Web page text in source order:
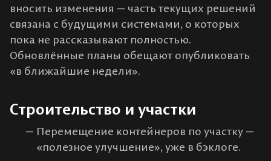
вносить изменения — часть текущих решений
связана с будущими системами, о которых
пока не рассказывают полностью.
Обновлённые планы обещают опубликовать
«в ближайшие недели».
Строительство и участки
Перемещение контейнеров по участку —
«полезное улучшение», уже в бэклоге.